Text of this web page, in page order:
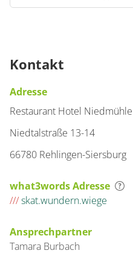
Kontakt
Adresse
Restaurant Hotel Niedmühle
Niedtalstraße 13-14
66780 Rehlingen-Siersburg
what3words Adresse
///skat.wundern.wiege
Ansprechpartner
Tamara Burbach